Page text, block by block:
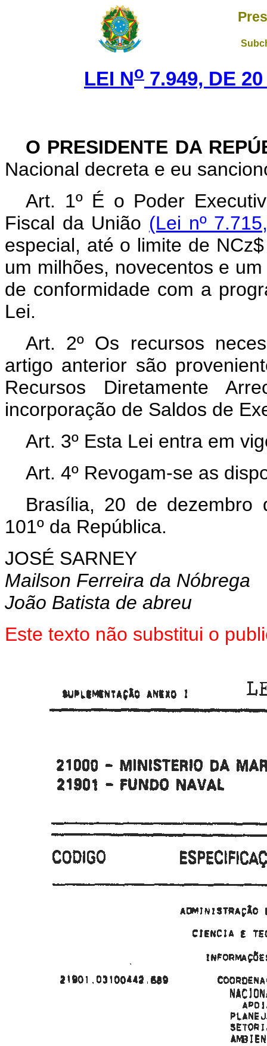
LEI No 7.949, DE
O PRESIDENTE DA
Nacional decreta e eu
Art. 1º É o Poder
Fiscal da União (Lei nº
especial, até o limite de
um milhões, novecentos e
de conformidade com a
Lei.
Art. 2º Os recursos
artigo anterior são
Recursos Diretamente
incorporação de Saldos de
Art. 3º Esta Lei entra em
Art. 4º Revogam-se as
Brasília, 20 de dezembro
101º da República.
JOSÉ SARNEY
Mailson Ferreira da Nóbrega
João Batista de abreu
Este texto não substitui o